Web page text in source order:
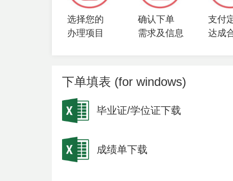
选择您的
办理项目
确认下单
需求及信息
支付
达成
下单填表 (for windows)
毕业证/学位证下载
成绩单下载